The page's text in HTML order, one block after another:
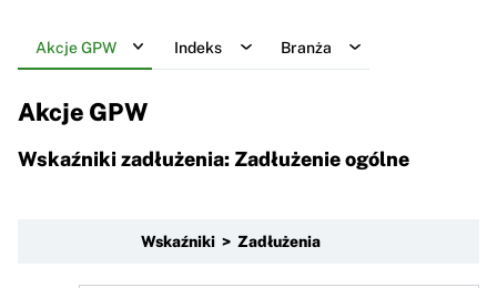
Akcje GPW Indeks Branża
Akcje GPW
Wskaźniki zadłużenia: Zadłużenie ogólne
Wskaźniki > Zadłużenia